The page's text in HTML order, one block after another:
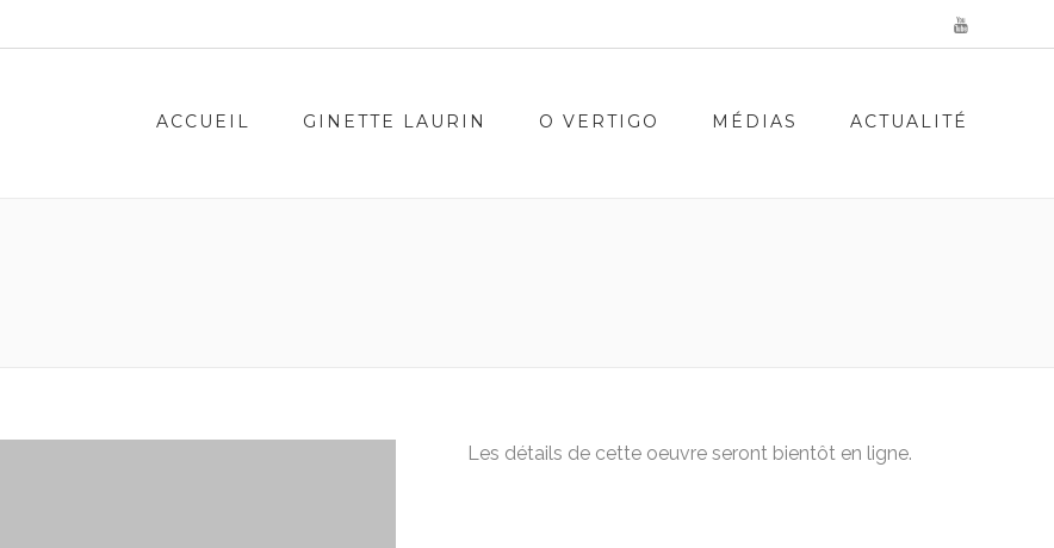
ACCUEIL GINETTE LAURIN O VERTIGO MÉDIAS ACTUALITÉ
Les détails de cette oeuvre seront bientôt en ligne.